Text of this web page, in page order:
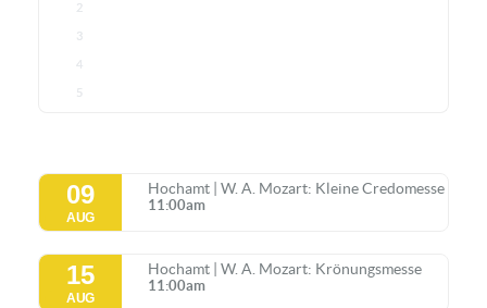
2
3
4
5
09
AUG
Hochamt | W. A. Mozart: Kleine Credomesse
11:00am
15
AUG
Hochamt | W. A. Mozart: Krönungsmesse
11:00am